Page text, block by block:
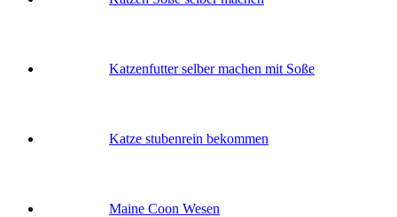
Katzenfutter selber machen mit Soße
Katze stubenrein bekommen
Maine Coon Wesen